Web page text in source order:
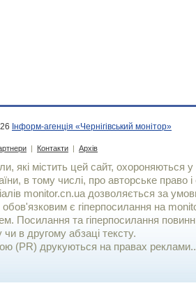
Інформ-агенція «Чернігівський монітор»
| Контакти | Архів
які містить цей сайт, охороняються у
в тому числі, про авторське право і
monitor.cn.ua дозволяється за
є гiперпосилання на
Посилання та гіперпосилання
в другому абзаці тексту.
(PR) друкуються на правах реклами..